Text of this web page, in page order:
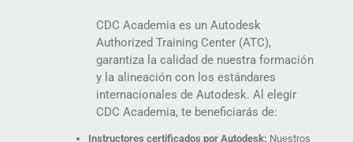
CDC Academia es un Autodesk
Authorized Training Center (ATC),
garantiza la calidad de nuestra formación
y la alineación con los estándares
internacionales de Autodesk. Al elegir
CDC Academia, te beneficiarás de:
Instructores certificados por Autodesk: Nuestros